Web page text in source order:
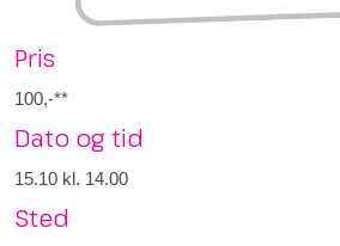
Pris
100,-**
Dato og tid
15.10 kl. 14.00
Sted